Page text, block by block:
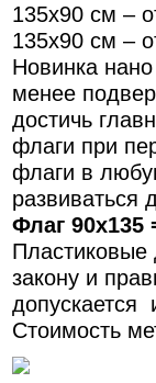
135х90 см –
135х90 см –
Новинка
менее
достичь
флаги при
флаги в
Флаг
Пластиковые
закону и
допускается
Стоимость